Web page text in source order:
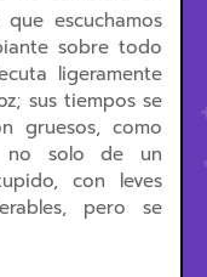
escuchamos
sobre todo
ligeramente
sus tiempos se
gruesos, como
no solo de un
con leves
pero se